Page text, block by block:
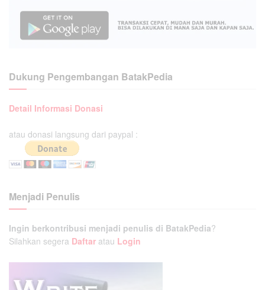
Dukung Pengembangan BatakPedia
Detail Informasi Donasi
atau donasi langsung dari paypal :
Menjadi Penulis
Ingin berkontribusi menjadi penulis di BatakPedia?
Silahkan segera Daftar atau Login